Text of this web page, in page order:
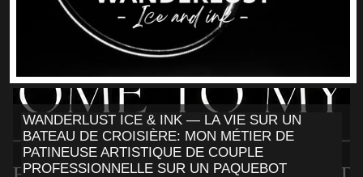
WANDERLUST ICE & INK — LA VIE SUR UN
BATEAU DE CROISIÈRE: MON MÉTIER DE
PATINEUSE ARTISTIQUE DE COUPLE
PROFESSIONNELLE SUR UN PAQUEBOT